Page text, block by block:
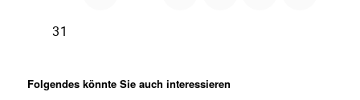
Folgendes könnte Sie auch interessieren